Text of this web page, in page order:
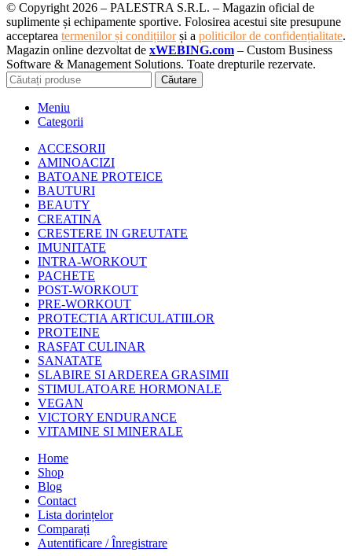
© Copyright 2026 – PALESTRA S.R.L. – Magazin oficial de
suplimente și echipamente sportive. Folosirea acestui site presupune
acceptarea termenilor și condițiilorși a politicilor de confidențialitate.
Magazin online dezvoltat de xWEBING.com – Custom Business
Software & Management Solutions. Toate drepturile rezervate.
Căutare
Meniu
Categorii
ACCESORII
AMINOACIZI
BATOANE PROTEICE
BAUTURI
BEAUTY
CREATINA
CRESTERE IN GREUTATE
IMUNITATE
INTRA-WORKOUT
PACHETE
POST-WORKOUT
PRE-WORKOUT
PROTECTIA ARTICULATIILOR
PROTEINE
RASFAT CULINAR
SANATATE
SLABIRE SI ARDEREA GRASIMII
STIMULATOARE HORMONALE
VEGAN
VICTORY ENDURANCE
VITAMINE SI MINERALE
Home
Shop
Blog
Contact
Lista dorințelor
Comparați
Autentificare / Înregistrare